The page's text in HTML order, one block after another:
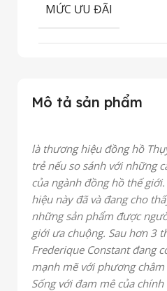
Mô tả sản phẩm
là thương hiệu đồng hồ
trẻ nếu so sánh với những
của ngành đồng hồ thế
hiệu này đã và đang cho
những sản phẩm được
giới ưa chuộng. Sau hơn 3
Frederique Constant đang
mạnh mẽ với phương châm
Sống với đam mê của chính
MỨC ƯU ĐÃI